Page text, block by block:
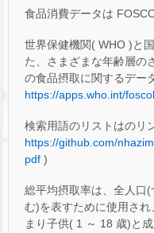
食品消費データは
世界保健機関( WHO )と
た、さまざまな年齢層の
の食品摂取に関するデー
https://apps.who.int/
検索用語のリストはのリ
https://github.com/
pdf )
総平均摂取率は、全人口
む)を表すために使用さ
まり子供( 1 ～ 18 歳)と